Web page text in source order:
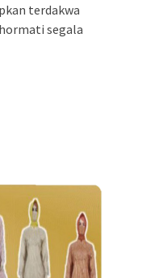
terdakwa
segala